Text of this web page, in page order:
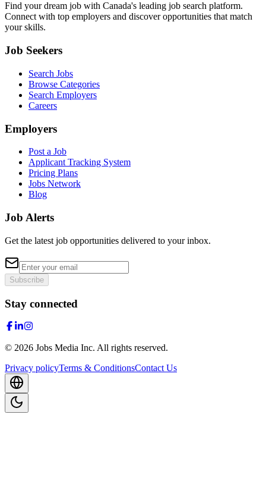
Find your dream job with Canada's leading job search platform.
Connect with top employers and discover opportunities that match
your skills.
Job Seekers
Search Jobs
Browse Categories
Search Employers
Careers
Employers
Post a Job
Applicant Tracking System
Pricing Plans
Jobs Network
Blog
Job Alerts
Get the latest job opportunities delivered to your inbox.
Subscribe
Stay connected
© 2026 Jobs Media Inc. All rights reserved.
Privacy policyTerms & ConditionsContact Us